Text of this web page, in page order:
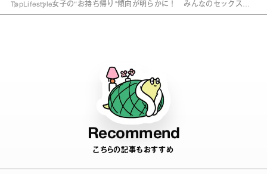
Top Lifestyle女子の“お持ち帰り”傾向が明らかに！ みんなのセックス事
Recommend
こちらの記事もおすすめ